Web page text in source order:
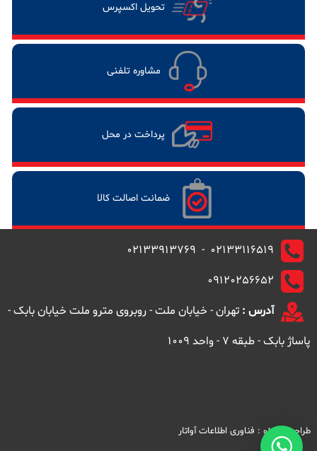
تحویل اکسپرس
مشاوره تلفنی
پرداخت در محل
ضمانت اصالت کالا
02133116519 - 02133913769
09120256652
آدرس : تهران - خیابان ملت - روبروی مترو ملت خیابان بابک -
پاساژ بابک - طبقه 7 - واحد 1009
طراحی و سئو : فناوری اطلاعات آواتار